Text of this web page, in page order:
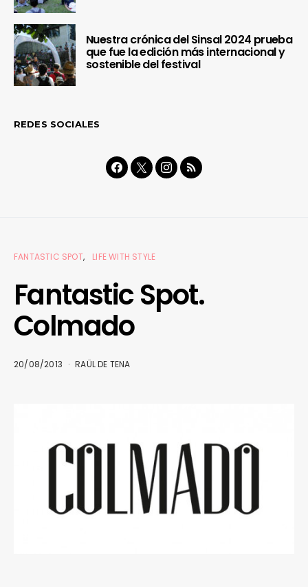
Nuestra crónica del Sinsal 2024 prueba
que fue la edición más internacional y
sostenible del festival
REDES SOCIALES
FANTASTIC SPOT LIFE WITH STYLE
Fantastic Spot.
Colmado
20/08/2013 RAÜL DE TENA